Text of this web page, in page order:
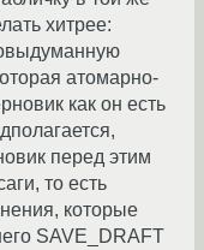
хитрее:
атомарно-
как он есть
перед этим
то есть
которые
SAVE_DRAFT